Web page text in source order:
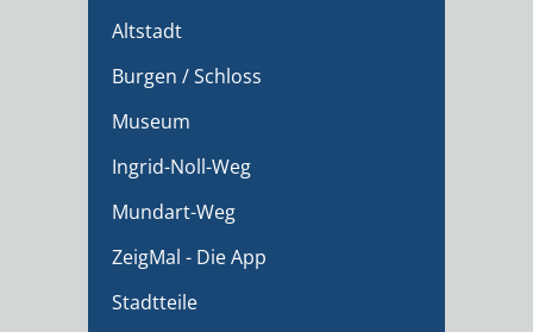
Altstadt
Burgen / Schloss
Museum
Ingrid-Noll-Weg
Mundart-Weg
ZeigMal - Die App
Stadtteile